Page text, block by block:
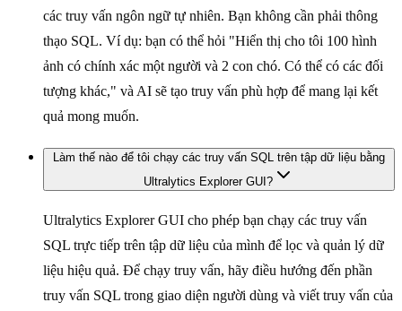
các truy vấn ngôn ngữ tự nhiên. Bạn không cần phải thông
thạo SQL. Ví dụ: bạn có thể hỏi "Hiển thị cho tôi 100 hình
ảnh có chính xác một người và 2 con chó. Có thể có các đối
tượng khác," và AI sẽ tạo truy vấn phù hợp để mang lại kết
quả mong muốn.
Làm thế nào để tôi chạy các truy vấn SQL trên tập dữ liệu bằng
Ultralytics Explorer GUI?
Ultralytics Explorer GUI cho phép bạn chạy các truy vấn
SQL trực tiếp trên tập dữ liệu của mình để lọc và quản lý dữ
liệu hiệu quả. Để chạy truy vấn, hãy điều hướng đến phần
truy vấn SQL trong giao diện người dùng và viết truy vấn của